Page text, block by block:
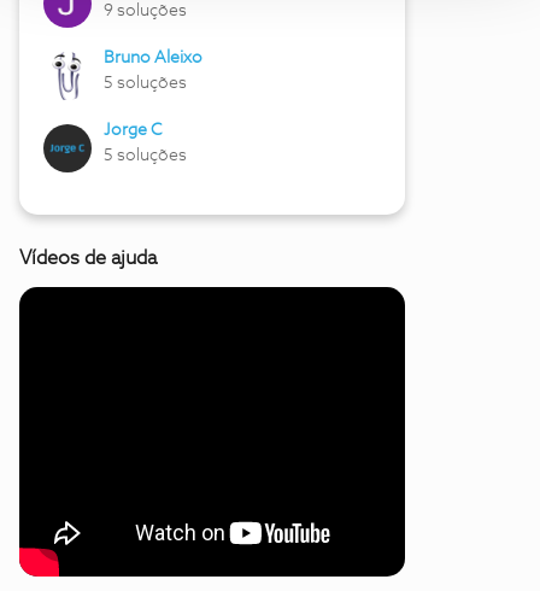
9 soluções
Bruno Aleixo
5 soluções
Jorge C
5 soluções
Vídeos de ajuda